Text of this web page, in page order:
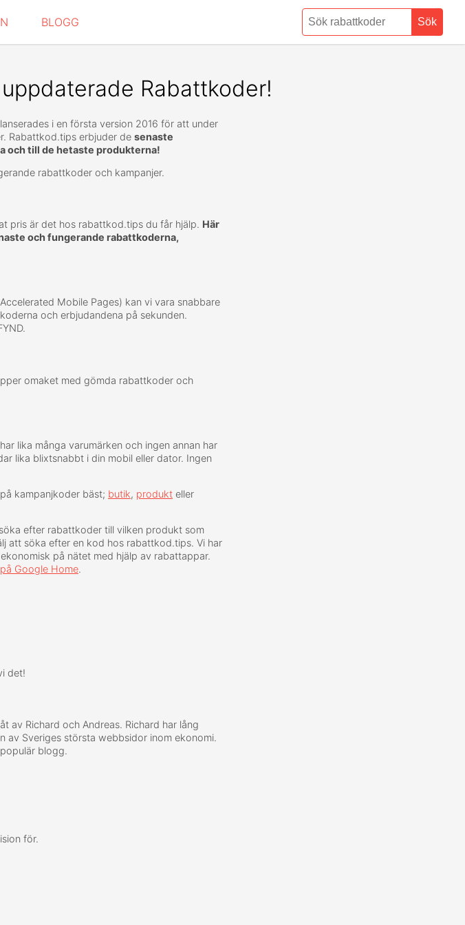
BLOGG Sök
Rabattkoder!
i en första version 2016 för att under
Rabattkod.tips erbjuder de senaste
och till de hetaste produkterna!
rabattkoder och kampanjer.
pris är det hos rabattkod.tips du får hjälp. Här
och fungerande rabattkoderna,
Mobile Pages) kan vi vara snabbare
och erbjudandena på sekunden.
omaket med gömda rabattkoder och
lika många varumärken och ingen annan har
lika blixtsnabbt i din mobil eller dator. Ingen
kampanjkoder bäst; butik, produkt eller
efter rabattkoder till vilken produkt som
att söka efter en kod hos rabattkod.tips. Vi har
på nätet med hjälp av rabattappar.
Google Home.
det!
av Richard och Andreas. Richard har lång
av Sveriges största webbsidor inom ekonomi.
blogg.
för.